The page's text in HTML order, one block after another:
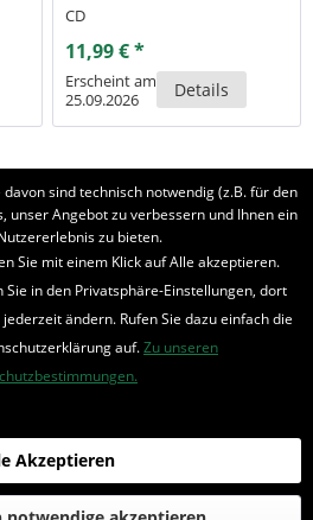
CD
11,99 € *
Erscheint am
25.09.2026
Details
widerrufen
und zzgl.Bearbeitungspauschale
sind technisch notwendig (z.B. für den
unser Angebot zu verbessern und Ihnen ein
zu bieten.
Sie mit einem Klick auf Alle akzeptieren.
in den Privatsphäre-Einstellungen, dort
ändern. Rufen Sie dazu einfach die
auf.Zu unseren
Akzeptieren